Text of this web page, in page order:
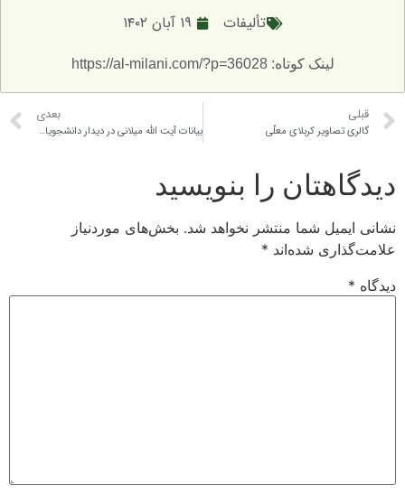
۱۹ آبان ۱۴۰۲
کربلای معلّی بیانات آیت الله میلانی در دیدار دانشجویان دانشگاه شریف
را بنویسید
شما منتشر نخواهد شد. بخش‌های موردنیاز
شده‌اند*